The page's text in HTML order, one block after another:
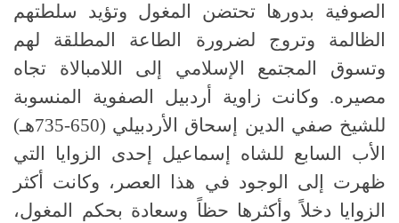
الصوفية بدورها تحتضن المغول وتؤيد سلطتهم
الظالمة وتروج لضرورة الطاعة المطلقة لهم
وتسوق المجتمع الإسلامي إلى اللامبالاة تجاه
مصيره. وكانت زاوية أردبيل الصفوية المنسوبة
للشيخ صفي الدين إسحاق الأردبيلي (650-735هـ)
الأب السابع للشاه إسماعيل إحدى الزوايا التي
ظهرت إلى الوجود في هذا العصر، وكانت أكثر
الزوايا دخلاً وأكثرها حظاً وسعادة بحكم المغول،